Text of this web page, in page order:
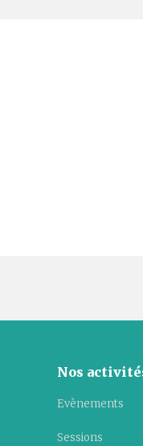
Nos
Evènements
Sessions